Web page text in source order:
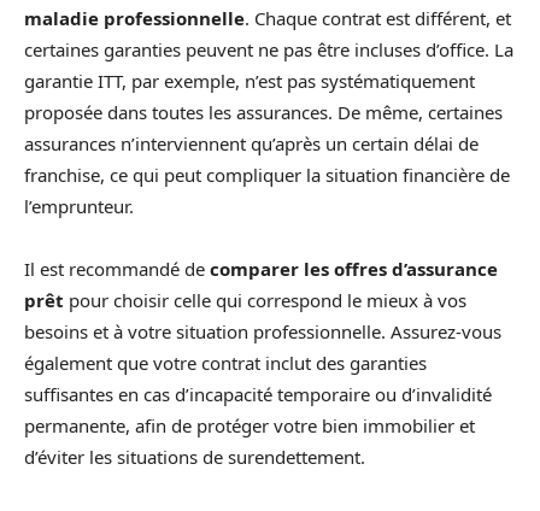
maladie professionnelle. Chaque contrat est différent, et
certaines garanties peuvent ne pas être incluses d’office. La
garantie ITT, par exemple, n’est pas systématiquement
proposée dans toutes les assurances. De même, certaines
assurances n’interviennent qu’après un certain délai de
franchise, ce qui peut compliquer la situation financière de
l’emprunteur.
Il est recommandé de comparer les offres d’assurance
prêt pour choisir celle qui correspond le mieux à vos
besoins et à votre situation professionnelle. Assurez-vous
également que votre contrat inclut des garanties
suffisantes en cas d’incapacité temporaire ou d’invalidité
permanente, afin de protéger votre bien immobilier et
d’éviter les situations de surendettement.